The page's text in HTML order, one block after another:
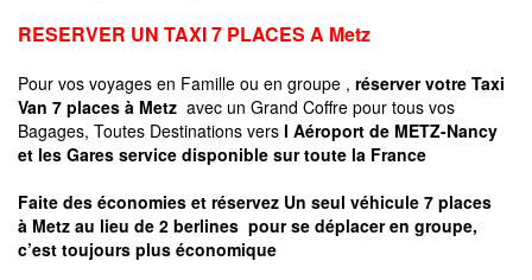
RESERVER UN TAXI 7 PLACES A Metz
Pour vos voyages en Famille ou en groupe , réserver votre Taxi
Van 7 places à Metz avec un Grand Coffre pour tous vos
Bagages, Toutes Destinations vers l Aéroport de METZ-Nancy
et les Gares service disponible sur toute la France
Faite des économies et réservez Un seul véhicule 7 places
à Metz au lieu de 2 berlines pour se déplacer en groupe,
c’est toujours plus économique